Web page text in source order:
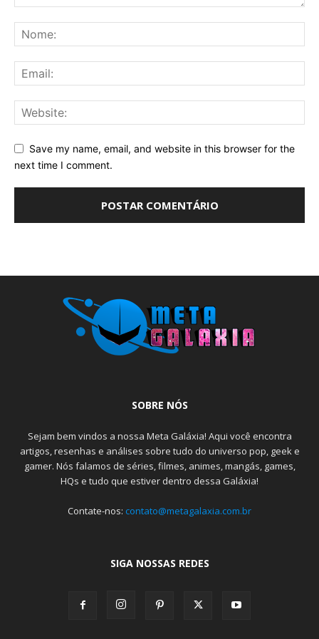
Save my name, email, and website in this browser for the
next time I comment.
SOBRE NÓS
Sejam bem vindos a nossa Meta Galáxia! Aqui você encontra
artigos, resenhas e análises sobre tudo do universo pop, geek e
gamer. Nós falamos de séries, filmes, animes, mangás, games,
HQs e tudo que estiver dentro dessa Galáxia!
Contate-nos: contato@metagalaxia.com.br
SIGA NOSSAS REDES